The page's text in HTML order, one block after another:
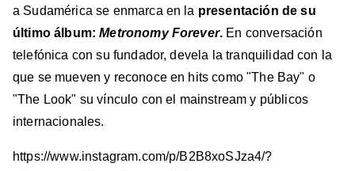
a Sudamérica se enmarca en la presentación de su
último álbum:Metronomy Forever. En conversación
telefónica con su fundador, devela la tranquilidad con la
que se mueven y reconoce en hits como "The Bay" o
"The Look" su vínculo con el mainstream y públicos
internacionales.
https://www.instagram.com/p/B2B8xoSJza4/?